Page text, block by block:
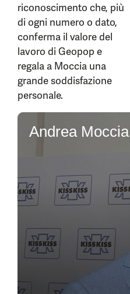
riconoscimento che, più
di ogni numero o dato,
conferma il valore del
lavoro di Geopop e
regala a Moccia una
grande soddisfazione
personale.
0
seconds